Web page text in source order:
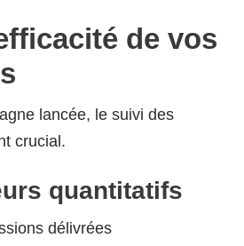
de vos
lancée, le suivi des
crucial.
quantitatifs
délivrées